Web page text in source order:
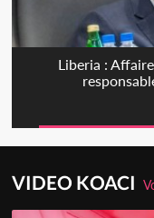
Liberia :
VIDEO KOACI